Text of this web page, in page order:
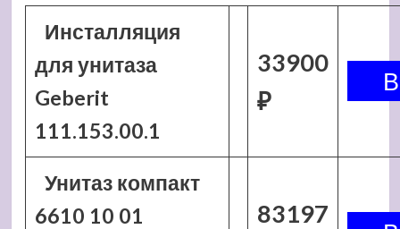
Инсталляция
для унитаза
Geberit
111.153.00.1
33900
₽
Унитаз компакт
6610 10 01
83197